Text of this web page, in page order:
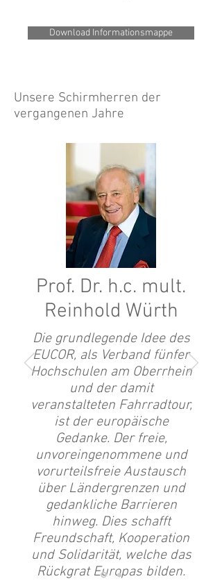
Download Informationsmappe
Unsere Schirmherren der
vergangenen Jahre
Prof. Dr. h.c. mult.
Reinhold Würth
Die grundlegende Idee des
EUCOR, als Verband fünfer
Hochschulen am Oberrhein
und der damit
veranstalteten Fahrradtour,
ist der europäische
Gedanke. Der freie,
unvoreingenommene und
vorurteilsfreie Austausch
über Ländergrenzen und
gedankliche Barrieren
hinweg. Dies schafft
Freundschaft, Kooperation
und Solidarität, welche das
Rückgrat Europas bilden.